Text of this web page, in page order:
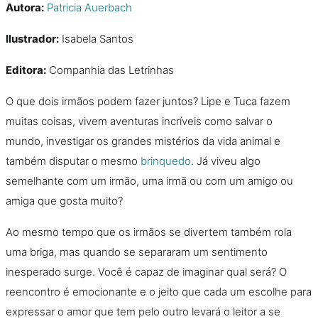
Autora: Patricia Auerbach
Ilustrador: Isabela Santos
Editora: Companhia das Letrinhas
O que dois irmãos podem fazer juntos? Lipe e Tuca fazem
muitas coisas, vivem aventuras incríveis como salvar o
mundo, investigar os grandes mistérios da vida animal e
também disputar o mesmo brinquedo. Já viveu algo
semelhante com um irmão, uma irmã ou com um amigo ou
amiga que gosta muito?
Ao mesmo tempo que os irmãos se divertem também rola
uma briga, mas quando se separaram um sentimento
inesperado surge. Você é capaz de imaginar qual será? O
reencontro é emocionante e o jeito que cada um escolhe para
expressar o amor que tem pelo outro levará o leitor a se